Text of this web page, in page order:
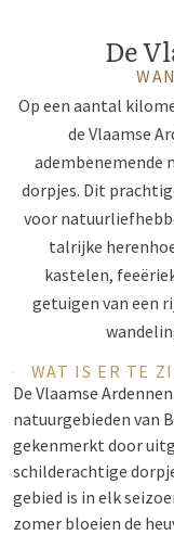
De
Op een aantal
de Vlaamse
adembenemende
dorpjes. Dit
voor
talrijke
kastelen,
getuigen van een
WAT IS ER TE
De Vlaamse
natuurgebieden van
gekenmerkt door
schilderachtige
gebied is in elk
zomer bloeien de